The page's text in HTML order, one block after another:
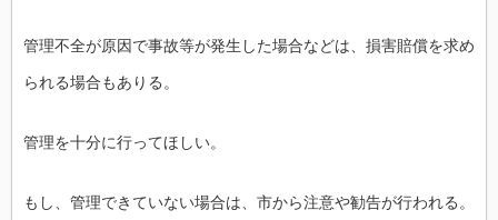
管理不全が原因で事故等が発生した場合などは、損害賠償を求め
られる場合もありる。
管理を十分に行ってほしい。
もし、管理できていない場合は、市から注意や勧告が行われる。